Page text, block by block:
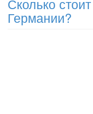
Германии?